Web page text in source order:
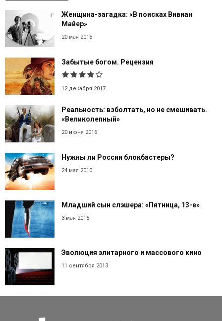
Женщина-загадка: «В поисках Вивиан
Майер»
20 мая 2015
Забытые богом. Рецензия
12 декабря 2017
Реальность: взболтать, но не смешивать.
«Великолепный»
20 июня 2016
Нужны ли России блокбастеры?
24 мая 2010
Младший сын слэшера: «Пятница, 13-е»
3 мая 2015
Эволюция элитарного и массового кино
11 сентября 2013